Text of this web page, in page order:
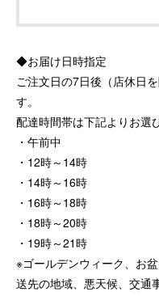
◆お届け日時指定
ご注文日の7日後（店休日
す。
配達時間帯は下記よりお選
午前中
12時～14時
14時～16時
16時～18時
18時～20時
19時～21時
※ゴールデンウィーク、お
送先の地域、悪天候、交通